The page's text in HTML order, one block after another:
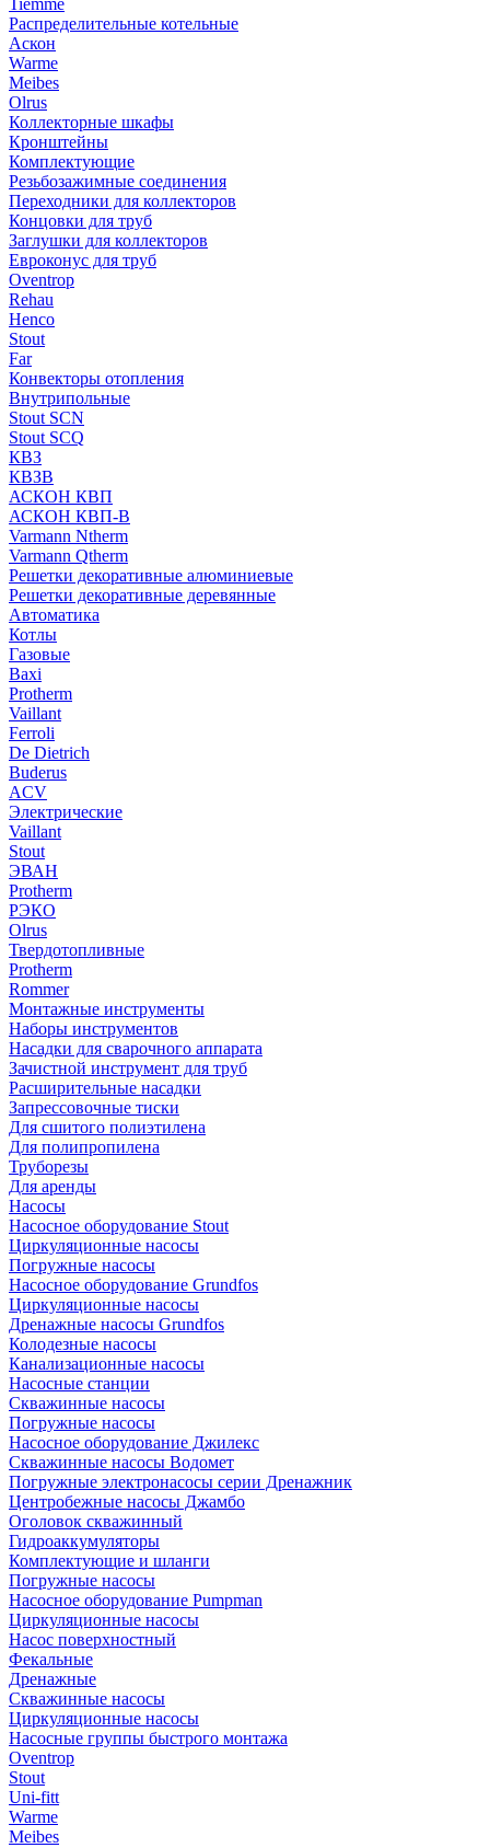
Tiemme
Распределительные котельные
Аскон
Warme
Meibes
Olrus
Коллекторные шкафы
Кронштейны
Комплектующие
Резьбозажимные соединения
Переходники для коллекторов
Концовки для труб
Заглушки для коллекторов
Евроконус для труб
Oventrop
Rehau
Henco
Stout
Far
Конвекторы отопления
Внутрипольные
Stout SCN
Stout SCQ
КВЗ
КВЗВ
АСКОН КВП
АСКОН КВП-В
Varmann Ntherm
Varmann Qtherm
Решетки декоративные алюминиевые
Решетки декоративные деревянные
Автоматика
Котлы
Газовые
Baxi
Protherm
Vaillant
Ferroli
De Dietrich
Buderus
ACV
Электрические
Vaillant
Stout
ЭВАН
Protherm
РЭКО
Olrus
Твердотопливные
Protherm
Rommer
Монтажные инструменты
Наборы инструментов
Насадки для сварочного аппарата
Зачистной инструмент для труб
Расширительные насадки
Запрессовочные тиски
Для сшитого полиэтилена
Для полипропилена
Труборезы
Для аренды
Насосы
Насосное оборудование Stout
Циркуляционные насосы
Погружные насосы
Насосное оборудование Grundfos
Циркуляционные насосы
Дренажные насосы Grundfos
Колодезные насосы
Канализационные насосы
Насосные станции
Скважинные насосы
Погружные насосы
Насосное оборудование Джилекс
Скважинные насосы Водомет
Погружные электронасосы серии Дренажник
Центробежные насосы Джамбо
Оголовок скважинный
Гидроаккумуляторы
Комплектующие и шланги
Погружные насосы
Насосное оборудование Pumpman
Циркуляционные насосы
Насос поверхностный
Фекальные
Дренажные
Скважинные насосы
Циркуляционные насосы
Насосные группы быстрого монтажа
Oventrop
Stout
Uni-fitt
Warme
Meibes